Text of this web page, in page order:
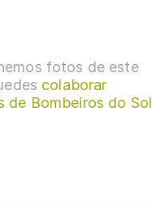
fotos de este
colaborar
de Bombeiros do Sol